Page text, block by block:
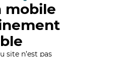
mobile
site n’est pas